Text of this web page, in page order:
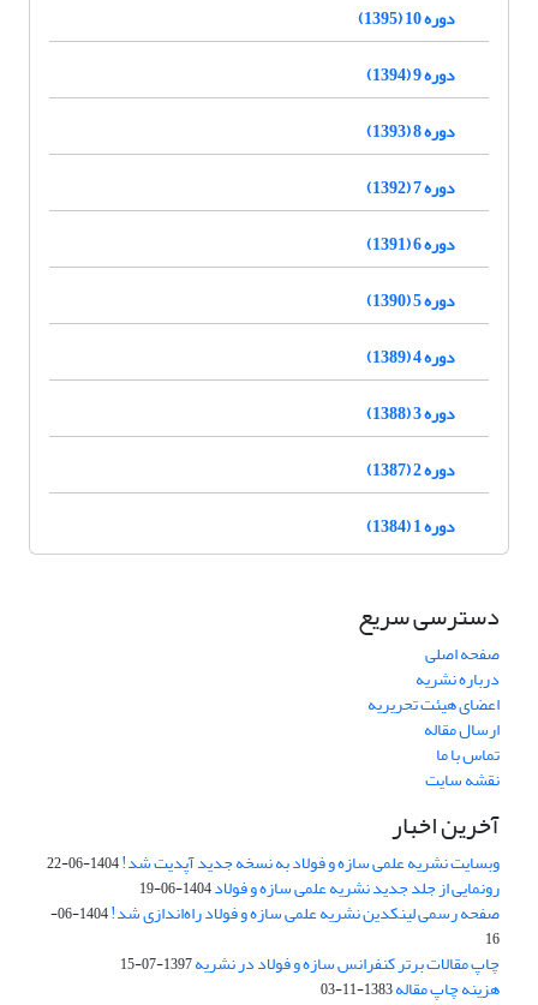
دوره 10 (1395)
دوره 9 (1394)
دوره 8 (1393)
دوره 7 (1392)
دوره 6 (1391)
دوره 5 (1390)
دوره 4 (1389)
دوره 3 (1388)
دوره 2 (1387)
دوره 1 (1384)
دسترسی سریع
صفحه اصلی
درباره نشریه
اعضای هیئت تحریریه
ارسال مقاله
تماس با ما
نقشه سایت
آخرین اخبار
وبسایت نشریه علمی سازه و فولاد به نسخه جدید آپدیت شد!1404-06-22
رونمایی از جلد جدید نشریه علمی سازه و فولاد1404-06-19
صفحه رسمی لینکدین نشریه علمی سازه و فولاد راه‌اندازی شد!
1404-06-
16
چاپ مقالات برتر کنفرانس سازه و فولاد در نشریه1397-07-15
هزینه چاپ مقاله1383-11-03